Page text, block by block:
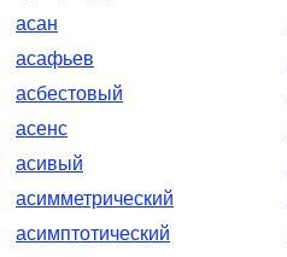
асан
асафьев
асбестовый
асенс
асивый
асимметрический
асимптотический